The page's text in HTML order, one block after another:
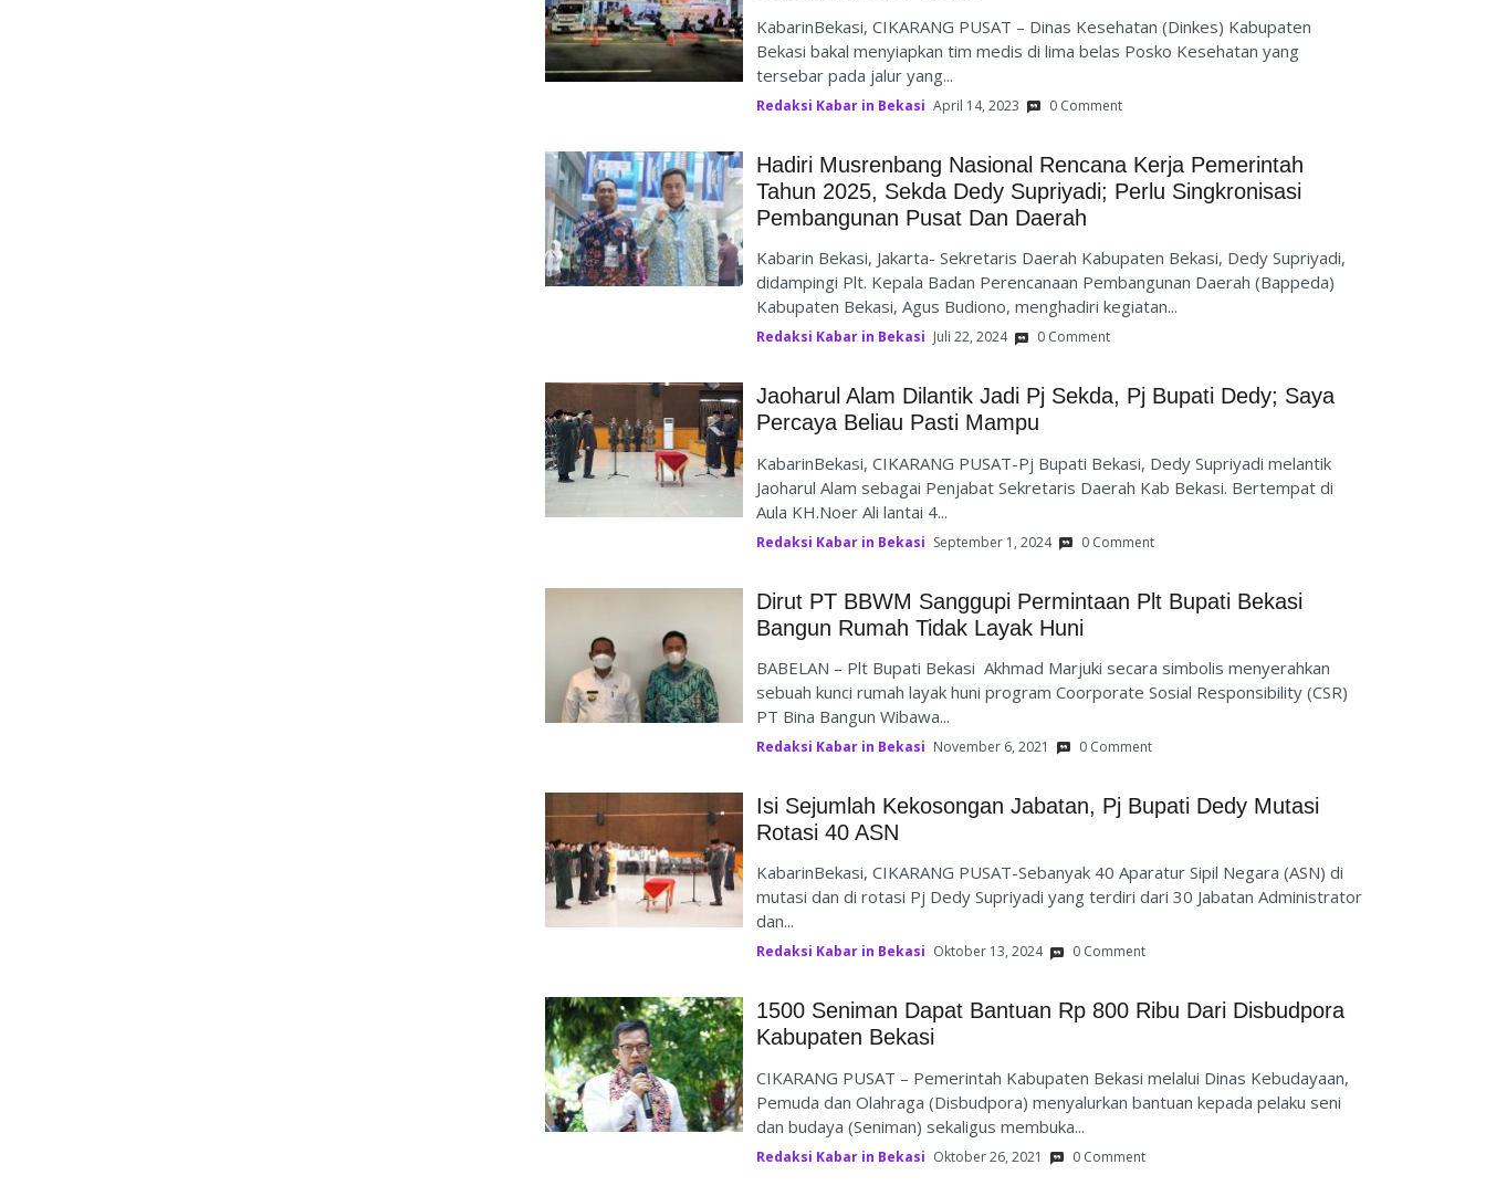
KabarinBekasi, CIKARANG PUSAT – Dinas Kesehatan (Dinkes) Kabupaten
Bekasi bakal menyiapkan tim medis di lima belas Posko Kesehatan yang
tersebar pada jalur yang...
Redaksi Kabar in Bekasi April 14, 2023 0 Comment
Hadiri Musrenbang Nasional Rencana Kerja Pemerintah
Tahun 2025, Sekda Dedy Supriyadi; Perlu Singkronisasi
Pembangunan Pusat Dan Daerah
Kabarin Bekasi, Jakarta- Sekretaris Daerah Kabupaten Bekasi, Dedy Supriyadi,
didampingi Plt. Kepala Badan Perencanaan Pembangunan Daerah (Bappeda)
Kabupaten Bekasi, Agus Budiono, menghadiri kegiatan...
Redaksi Kabar in Bekasi Juli 22, 2024 0 Comment
Jaoharul Alam Dilantik Jadi Pj Sekda, Pj Bupati Dedy; Saya
Percaya Beliau Pasti Mampu
KabarinBekasi, CIKARANG PUSAT-Pj Bupati Bekasi, Dedy Supriyadi melantik
Jaoharul Alam sebagai Penjabat Sekretaris Daerah Kab Bekasi. Bertempat di
Aula KH.Noer Ali lantai 4...
Redaksi Kabar in Bekasi September 1, 2024 0 Comment
Dirut PT BBWM Sanggupi Permintaan Plt Bupati Bekasi
Bangun Rumah Tidak Layak Huni
BABELAN – Plt Bupati Bekasi Akhmad Marjuki secara simbolis menyerahkan
sebuah kunci rumah layak huni program Coorporate Sosial Responsibility (CSR)
PT Bina Bangun Wibawa...
Redaksi Kabar in Bekasi November 6, 2021 0 Comment
Isi Sejumlah Kekosongan Jabatan, Pj Bupati Dedy Mutasi
Rotasi 40 ASN
KabarinBekasi, CIKARANG PUSAT-Sebanyak 40 Aparatur Sipil Negara (ASN) di
mutasi dan di rotasi Pj Dedy Supriyadi yang terdiri dari 30 Jabatan Administrator
dan...
Redaksi Kabar in Bekasi Oktober 13, 2024 0 Comment
1500 Seniman Dapat Bantuan Rp 800 Ribu Dari Disbudpora
Kabupaten Bekasi
CIKARANG PUSAT – Pemerintah Kabupaten Bekasi melalui Dinas Kebudayaan,
Pemuda dan Olahraga (Disbudpora) menyalurkan bantuan kepada pelaku seni
dan budaya (Seniman) sekaligus membuka...
Redaksi Kabar in Bekasi Oktober 26, 2021 0 Comment